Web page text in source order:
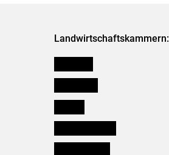
Landwirtschaftskammern: